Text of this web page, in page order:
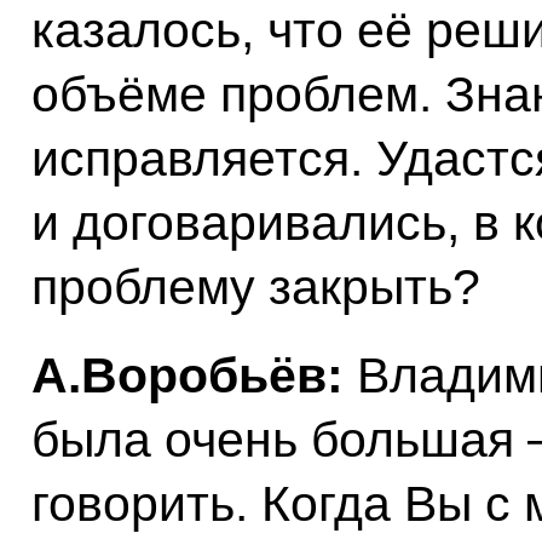
казалось, что её
объёме проблем.
исправляется.
и договаривались, в
проблему закрыть?
А.Воробьёв:
была очень большая
говорить. Когда Вы с